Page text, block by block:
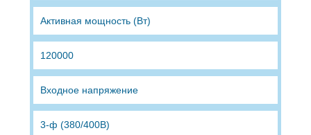
Активная мощность (Вт)
120000
Входное напряжение
3-ф (380/400В)